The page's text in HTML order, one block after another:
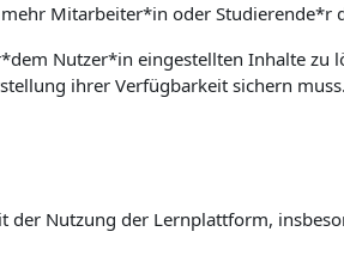
Mitarbeiter*in oder Studierende*r
Nutzer*in eingestellten Inhalte zu
ihrer Verfügbarkeit sichern muss.
Nutzung der Lernplattform,